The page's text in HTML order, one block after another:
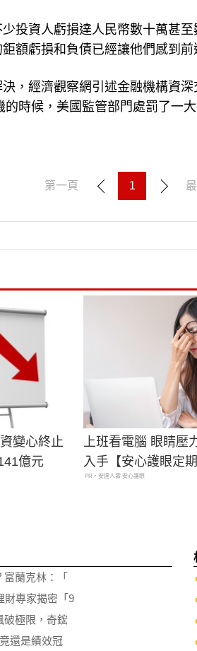
投資人虧損達人民幣數十萬甚
額虧損和負債已經讓他們感到前
，經濟觀察網引述金融機構資
的時候，美國監管部門處罰了一
第一頁 1
變心終止
億元
上班看電腦 眼睛壓
入手【安心護眼定期
PR・安達人壽 安心護眼
蘭克林：「
財專家揭密「9
破極限，奇鋐
還是績效冠